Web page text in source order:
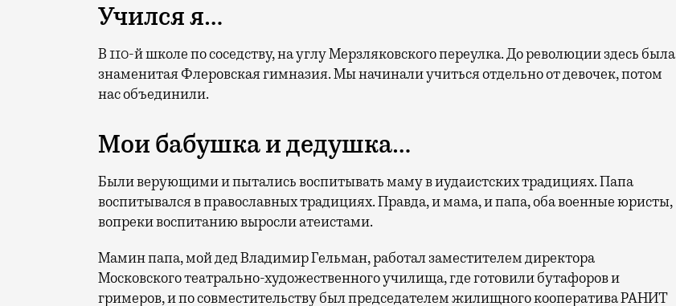
Учился я…
В 110-й школе по соседству, на углу Мерзляковского переулка. До революции здесь была
знаменитая Флеровская гимназия. Мы начинали учиться отдельно от девочек, потом
нас объединили.
Мои бабушка и дедушка…
Были верующими и пытались воспитывать маму в иудаистских традициях. Папа
воспитывался в православных традициях. Правда, и мама, и папа, оба военные юристы,
вопреки воспитанию выросли атеистами.
Мамин папа, мой дед Владимир Гельман, работал заместителем директора
Московского театрально-художественного училища, где готовили бутафоров и
гримеров, и по совместительству был председателем жилищного кооператива РАНИТ